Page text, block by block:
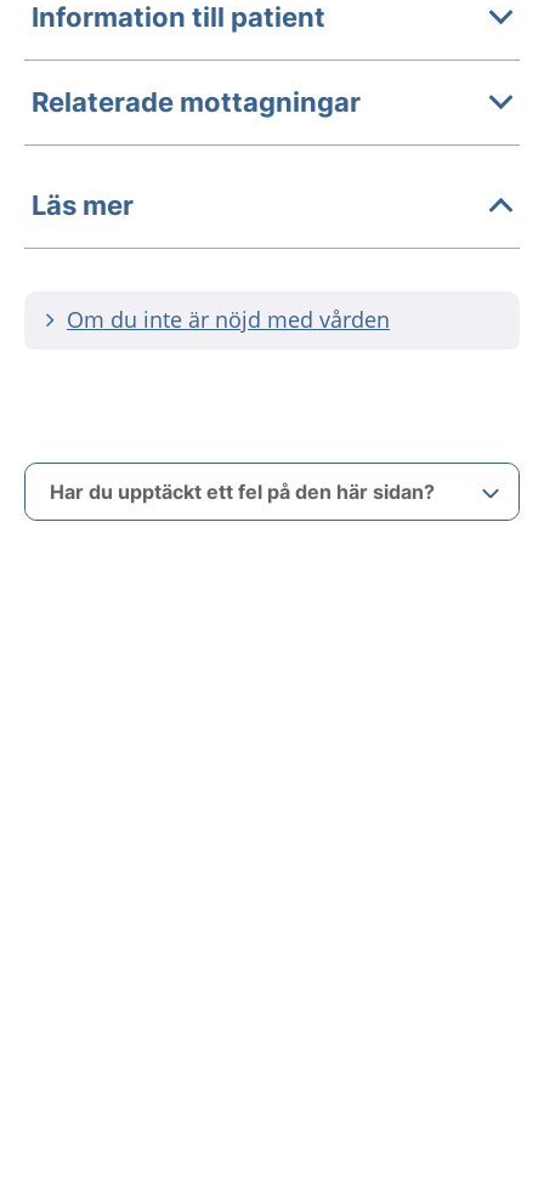
Information till patient
Relaterade mottagningar
Läs mer
Om du inte är nöjd med vården
Har du upptäckt ett fel på den här sidan?